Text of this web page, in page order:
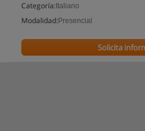
Categoría: Italiano
Modalidad: Presencial
Solicita